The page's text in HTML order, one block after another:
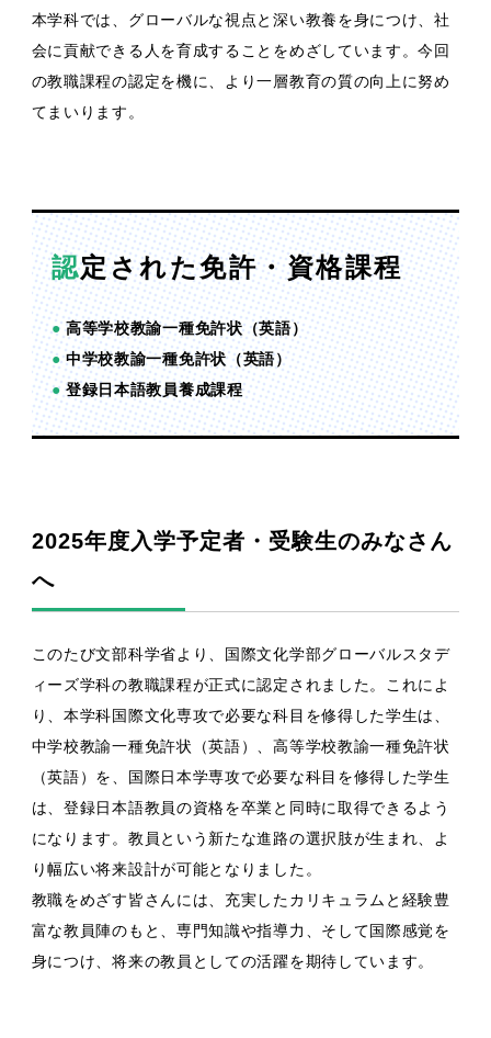
本学科では、グローバルな視点と深い教養を身につけ、社
会に貢献できる人を育成することをめざしています。今回
の教職課程の認定を機に、より一層教育の質の向上に努め
てまいります。
認定された免許・資格課程
● 高等学校教諭一種免許状（英語）
● 中学校教諭一種免許状（英語）
● 登録日本語教員養成課程
2025年度入学予定者・受験生のみなさん
へ
このたび文部科学省より、国際文化学部グローバルスタデ
ィーズ学科の教職課程が正式に認定されました。これによ
り、本学科国際文化専攻で必要な科目を修得した学生は、
中学校教諭一種免許状（英語）、高等学校教諭一種免許状
（英語）を、国際日本学専攻で必要な科⽬を修得した学⽣
は、登録日本語教員の資格を卒業と同時に取得できるよう
になります。教員という新たな進路の選択肢が生まれ、よ
り幅広い将来設計が可能となりました。
教職をめざす皆さんには、充実したカリキュラムと経験豊
富な教員陣のもと、専門知識や指導力、そして国際感覚を
身につけ、将来の教員としての活躍を期待しています。